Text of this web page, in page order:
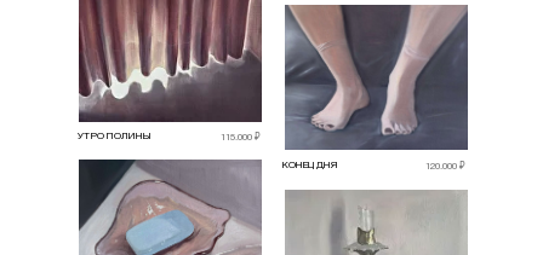
УТРО ПОЛИНЫ 115.000 ₽
КОНЕЦ ДНЯ 120.000 ₽